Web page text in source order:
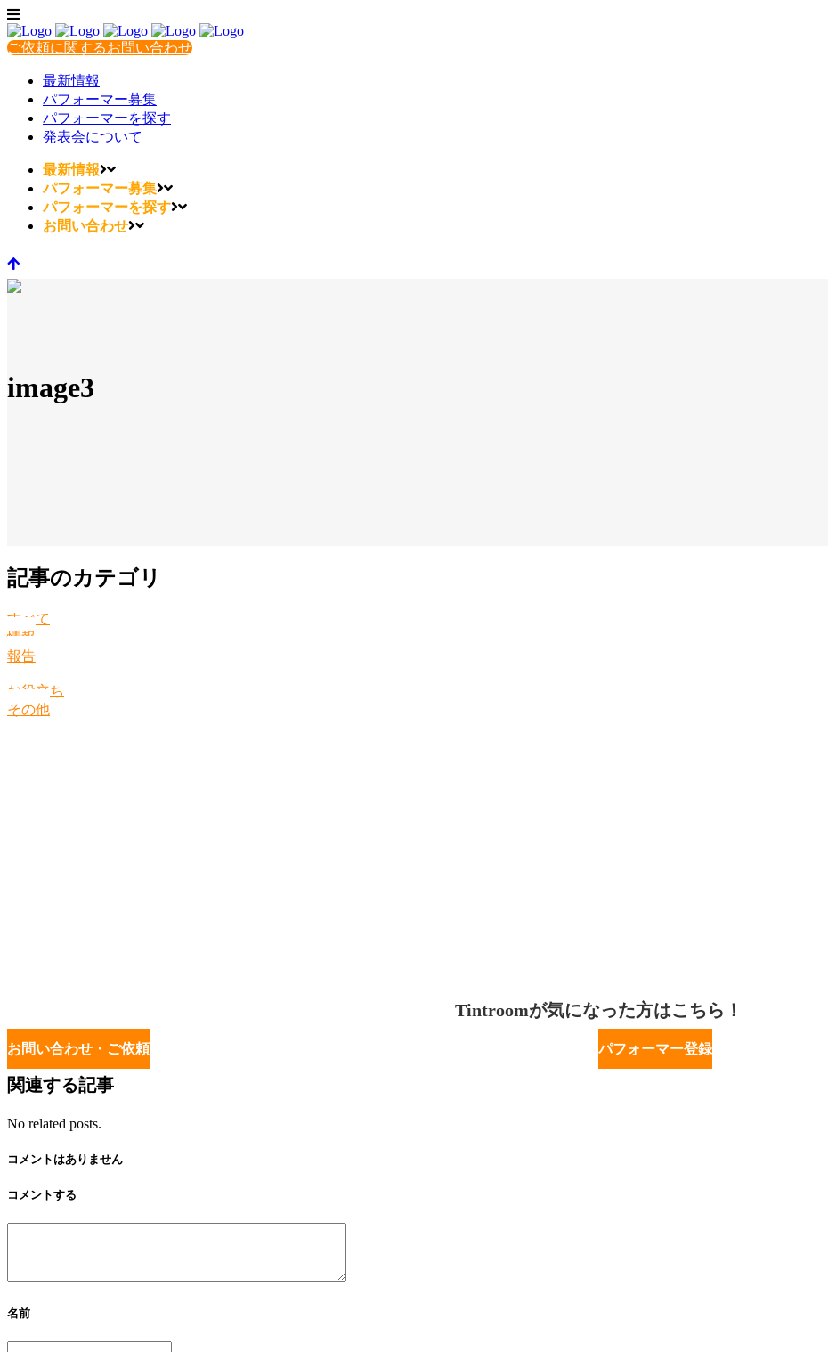
ご依頼に関するお問い合わせ
最新情報
パフォーマー募集
パフォーマーを探す
発表会について
最新情報
パフォーマー募集
パフォーマーを探す
お問い合わせ
image3
記事のカテゴリ
すべて
情報
報告
お役立ち
その他
Tintroomが気になった方はこちら！
お問い合わせ・ご依頼 パフォーマー登録
関連する記事
No related posts.
コメントはありません
コメントする
名前